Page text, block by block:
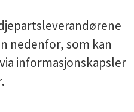
nedenfor, som kan
informasjonskapsler